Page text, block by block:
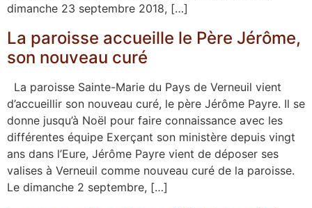
dimanche 23 septembre 2018, […]
La paroisse accueille le Père Jérôme,
son nouveau curé
La paroisse Sainte-Marie du Pays de Verneuil vient
d’accueillir son nouveau curé, le père Jérôme Payre. Il se
donne jusqu’à Noël pour faire connaissance avec les
différentes équipe Exerçant son ministère depuis vingt
ans dans l’Eure, Jérôme Payre vient de déposer ses
valises à Verneuil comme nouveau curé de la paroisse.
Le dimanche 2 septembre, […]